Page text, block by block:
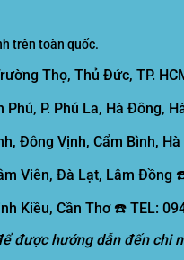
trên toàn quốc.
Thọ, Thủ Đức, TP.
Phú, P. Phú La, Hà Đông,
Đông Vịnh, Cẩm Bình,
Viên, Đà Lạt, Lâm Đồng
Kiều, Cần Thơ ☎️ TEL:
được hướng dẫn đến chi